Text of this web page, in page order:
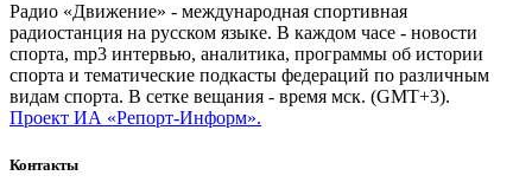
Радио «Движение» - международная спортивная
радиостанция на русском языке. В каждом часе - новости
спорта, mp3 интервью, аналитика, программы об истории
спорта и тематические подкасты федераций по различным
видам спорта. В сетке вещания - время мск. (GMT+3).
Проект ИА «Репорт-Информ».
Контакты